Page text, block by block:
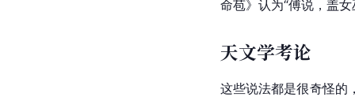
命苞》认为“傅说，盖
天文学考论
这些说法都是很奇怪的